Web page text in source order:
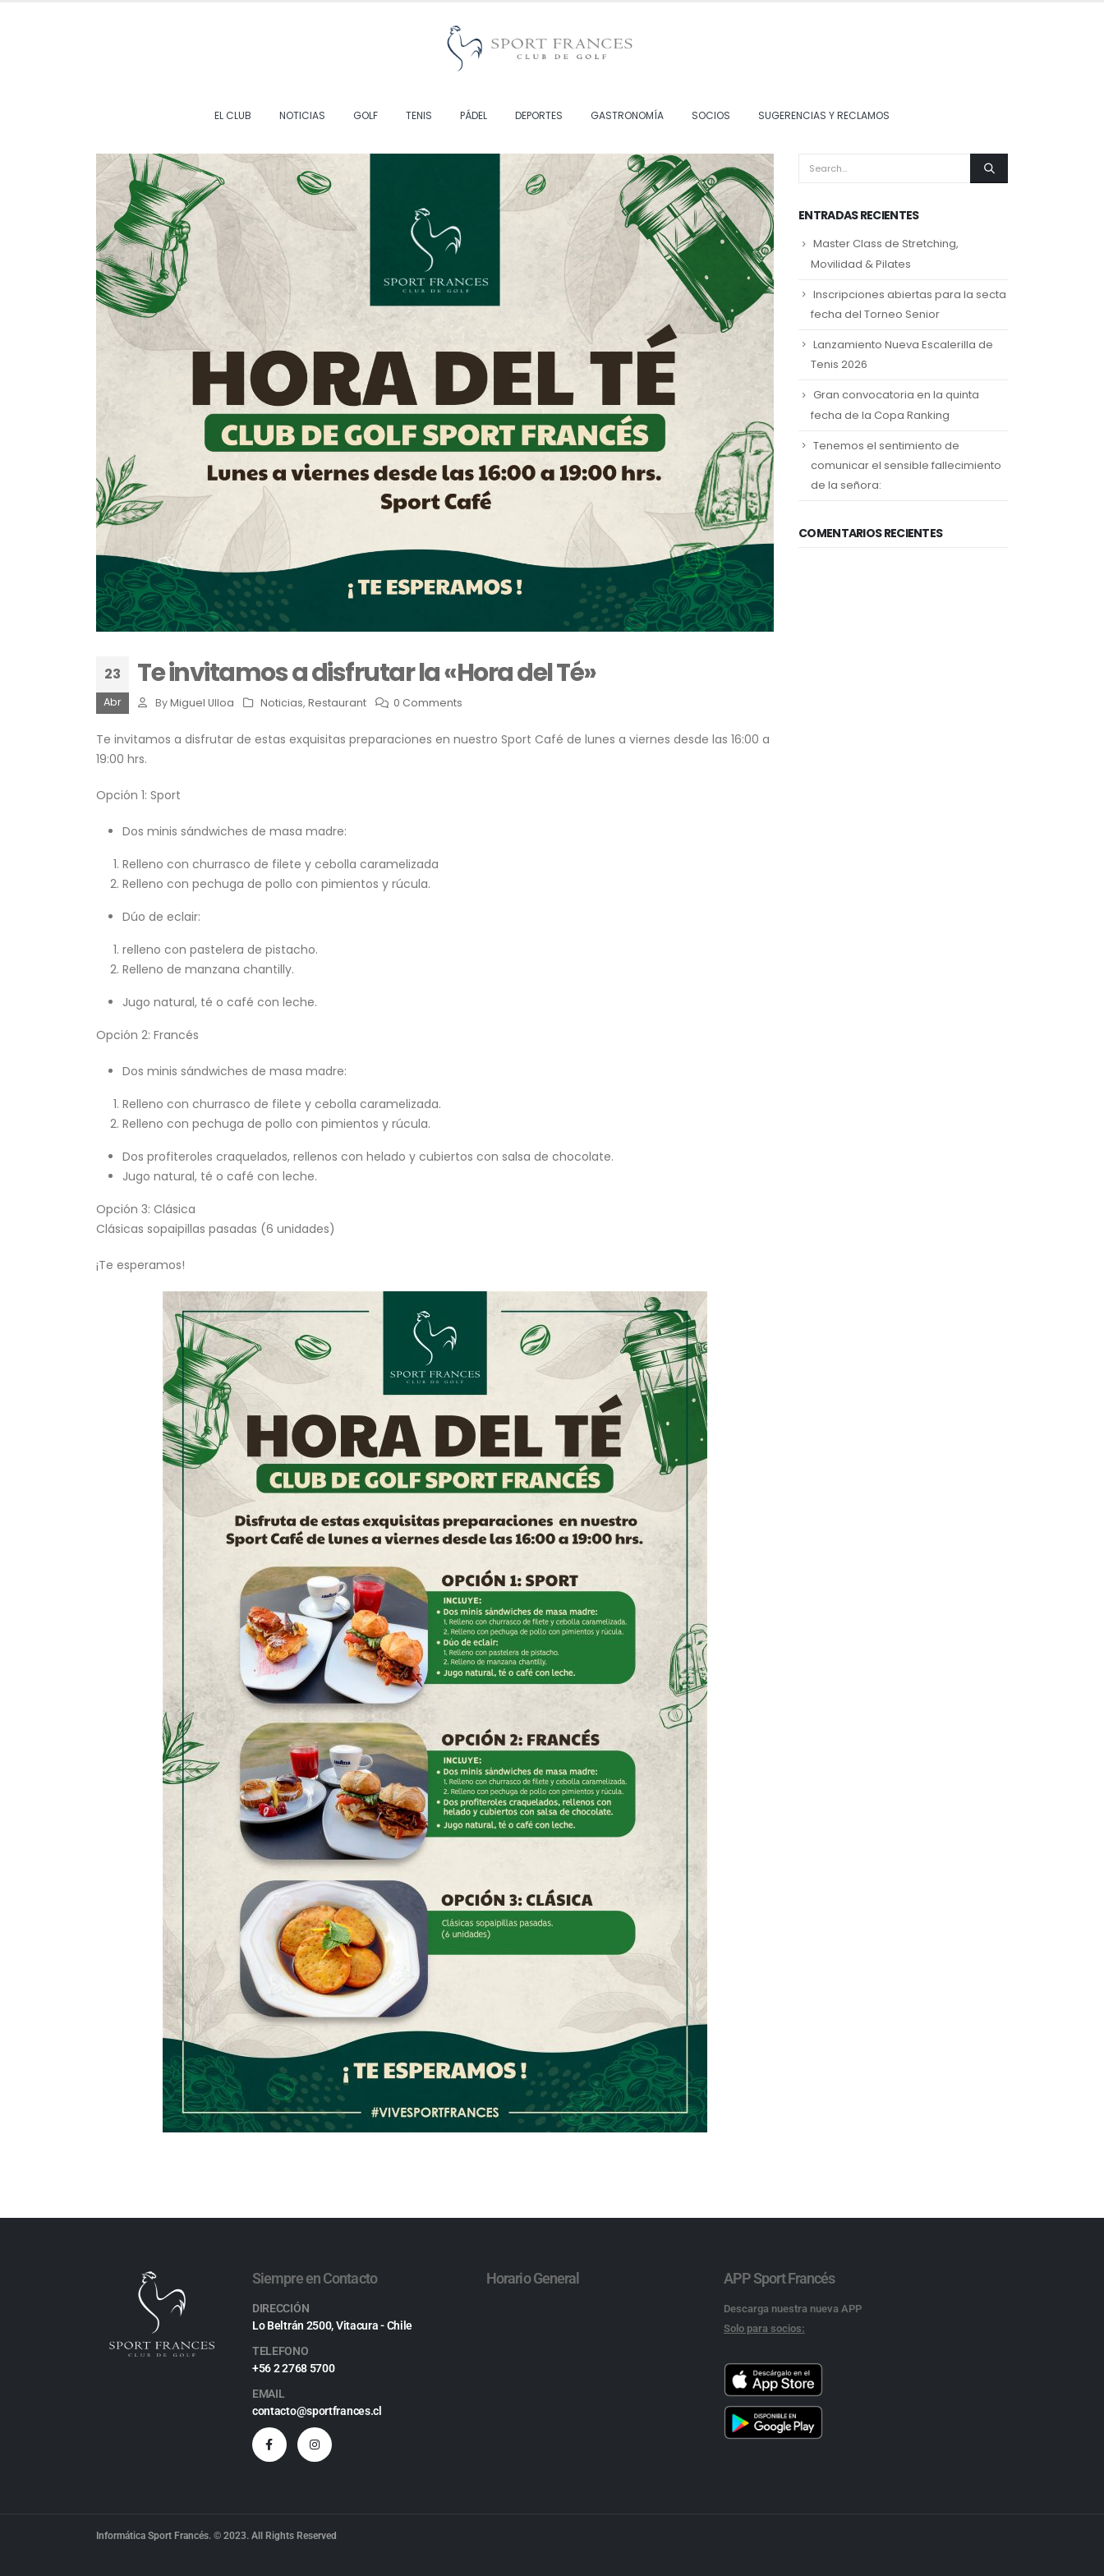
EL CLUB NOTICIAS GOLF TENIS PÁDEL DEPORTES GASTRONOMÍA SOCIOS SUGERENCIAS Y RECLAMOS
23
Abr
Te invitamos a disfrutar la «Hora del Té»
By Miguel Ulloa Noticias,Restaurant 0 Comments
Te invitamos a disfrutar de estas exquisitas preparaciones en nuestro Sport Café de lunes a viernes desde las 16:00 a
19:00 hrs.
Opción 1: Sport
Dos minis sándwiches de masa madre:
Relleno con churrasco de filete y cebolla caramelizada
Relleno con pechuga de pollo con pimientos y rúcula.
Dúo de eclair:
relleno con pastelera de pistacho.
Relleno de manzana chantilly.
Jugo natural, té o café con leche.
Opción 2: Francés
Dos minis sándwiches de masa madre:
Relleno con churrasco de filete y cebolla caramelizada.
Relleno con pechuga de pollo con pimientos y rúcula.
Dos profiteroles craquelados, rellenos con helado y cubiertos con salsa de chocolate.
Jugo natural, té o café con leche.
Opción 3: Clásica
Clásicas sopaipillas pasadas (6 unidades)
¡Te esperamos!
ENTRADAS RECIENTES
Master Class de Stretching,
Movilidad & Pilates
Inscripciones abiertas para la secta
fecha del Torneo Senior
Lanzamiento Nueva Escalerilla de
Tenis 2026
Gran convocatoria en la quinta
fecha de la Copa Ranking
Tenemos el sentimiento de
comunicar el sensible fallecimiento
de la señora:
COMENTARIOS RECIENTES
Siempre en Contacto
DIRECCIÓN
Lo Beltrán 2500, Vitacura - Chile
TELEFONO
+56 2 2768 5700
EMAIL
contacto@sportfrances.cl
Horario General APP Sport Francés
Descarga nuestra nueva APP
Solo para socios:
Informática Sport Francés. © 2023. All Rights Reserved